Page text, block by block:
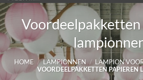
HOME / LAMPIONNEN / LAMPION
VOORDEELPAKKETTEN PAPIEREN